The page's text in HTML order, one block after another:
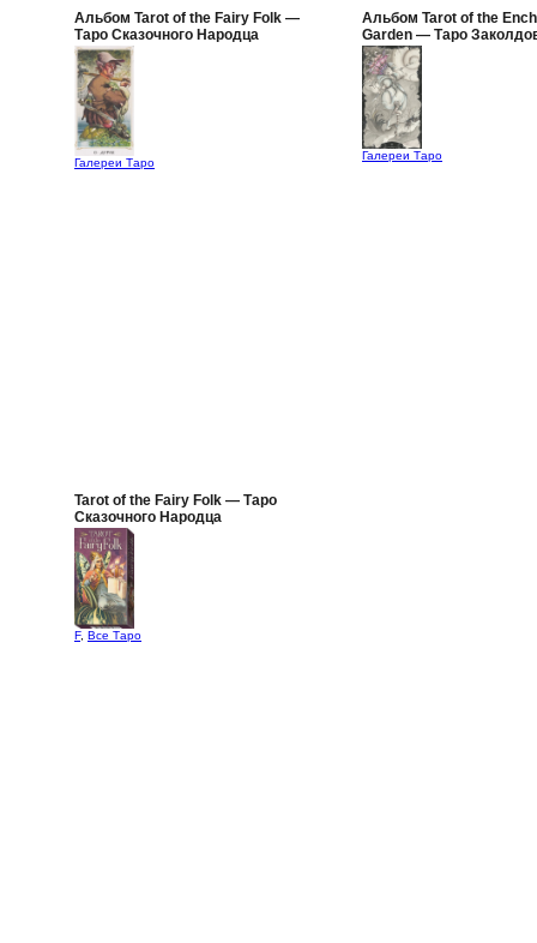
Альбом Tarot of the Fairy Folk —
Таро Сказочного Народца
Галереи Таро
Альбом Tarot of the
Garden — Таро
Сада
Галереи Таро
Tarot of the Fairy Folk — Таро
Сказочного Народца
F, Все Таро